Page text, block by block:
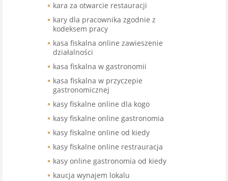
kara za otwarcie restauracji
kary dla pracownika zgodnie z
kodeksem pracy
kasa fiskalna online zawieszenie
działalności
kasa fiskalna w gastronomii
kasa fiskalna w przyczepie
gastronomicznej
kasy fiskalne online dla kogo
kasy fiskalne online gastronomia
kasy fiskalne online od kiedy
kasy fiskalne online restrauracja
kasy online gastronomia od kiedy
kaucja wynajem lokalu